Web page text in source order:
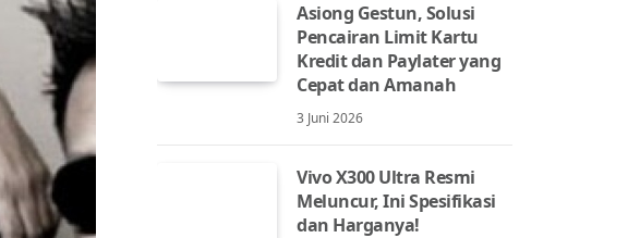
Asiong Gestun, Solusi
Pencairan Limit Kartu
Kredit dan Paylater yang
Cepat dan Amanah
3 Juni 2026
Vivo X300 Ultra Resmi
Meluncur, Ini Spesifikasi
dan Harganya!